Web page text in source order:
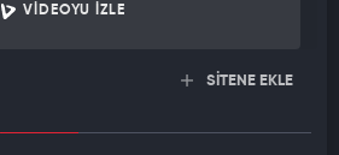
VIDEOYU İZLE
SİTENE EKLE